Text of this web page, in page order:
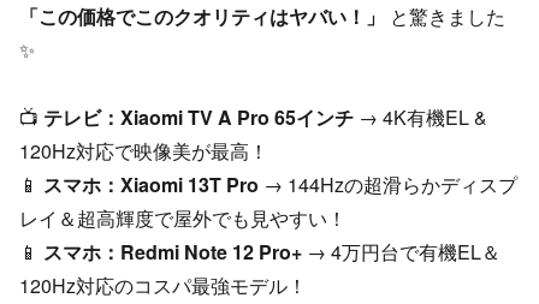
「この価格でこのクオリティはヤバい！」
と驚きました
✨
📺 テレビ：Xiaomi TV A Pro 65インチ → 4K有機EL &
120Hz対応で映像美が最高！
📱 スマホ：Xiaomi 13T Pro → 144Hzの超滑らかディスプ
レイ＆超高輝度で屋外でも見やすい！
📱 スマホ：Redmi Note 12 Pro+ → 4万円台で有機EL＆
120Hz対応のコスパ最強モデル！